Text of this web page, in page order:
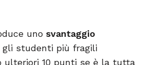
uno svantaggio
gli studenti più fragili
ulteriori 10 punti se è la tutta